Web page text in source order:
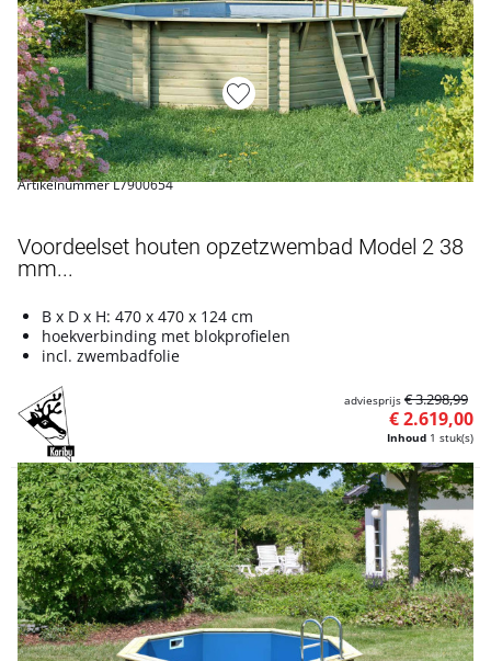
Artikelnummer L7900654
Voordeelset houten opzetzwembad Model 2 38
mm...
B x D x H: 470 x 470 x 124 cm
hoekverbinding met blokprofielen
incl. zwembadfolie
Inhoud 1 stuk(s)
€ 2.619,00
adviesprijs € 3.298,99